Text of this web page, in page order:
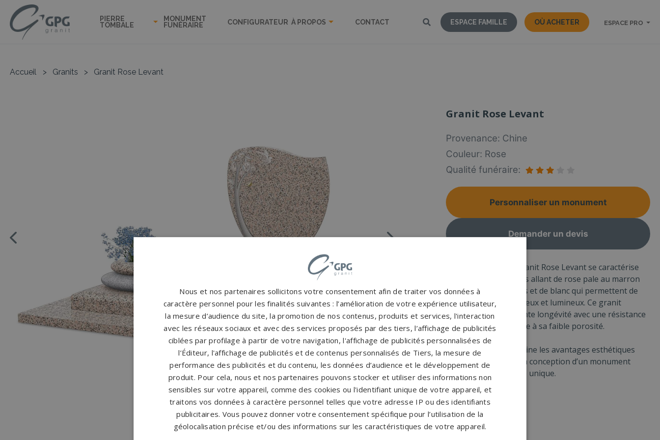
PIERRE
TOMBALE
MONUMENT
FUNÉRAIRE
CONFIGURATEUR À PROPOS CONTACT ESPACE FAMILLE OÙ ACHETER ESPACE PRO
Accueil > Granits > Granit Rose Levant
Granit Rose Levant
Provenance: Chine
Couleur: Rose
Qualité funéraire:
Personnaliser un monument
Demander un devis
Extrait en Chine, le granit Rose Levant se caractérise
par ces grains moyens allant de rose pale au marron
foncé parsemé de gris et de blanc qui permettent de
créer un effet chaleureux et lumineux. Ce granit
dispose d’une excellente longévité avec une résistance
au climat extérieur due à sa faible porosité.
Le Rose Levant, combine les avantages esthétiques
avec la solidité pour la conception d’un monument
funéraire ou cinéraire unique.
Nous et nos partenaires sollicitons votre consentement afin de traiter vos données à
caractère personnel pour les finalités suivantes : l’amélioration de votre expérience utilisateur,
la mesure d’audience du site, la promotion de nos contenus, produits et services, l'interaction
avec les réseaux sociaux et avec des services proposés par des tiers, l’affichage de publicités
ciblées par profilage à partir de votre navigation, l'affichage de publicités personnalisées de
l’Éditeur, l'affichage de publicités et de contenus personnalisés de Tiers, la mesure de
performance des publicités et du contenu, les données d’audience et le développement de
produit. Pour cela, nous et nos partenaires pouvons stocker et utiliser des informations non
sensibles sur votre appareil, comme des cookies ou l'identifiant unique de votre appareil, et
traitons vos données à caractère personnel telles que votre adresse IP ou des identifiants
publicitaires. Vous pouvez donner votre consentement spécifique pour l’utilisation de la
géolocalisation précise et/ou des informations sur les caractéristiques de votre appareil.